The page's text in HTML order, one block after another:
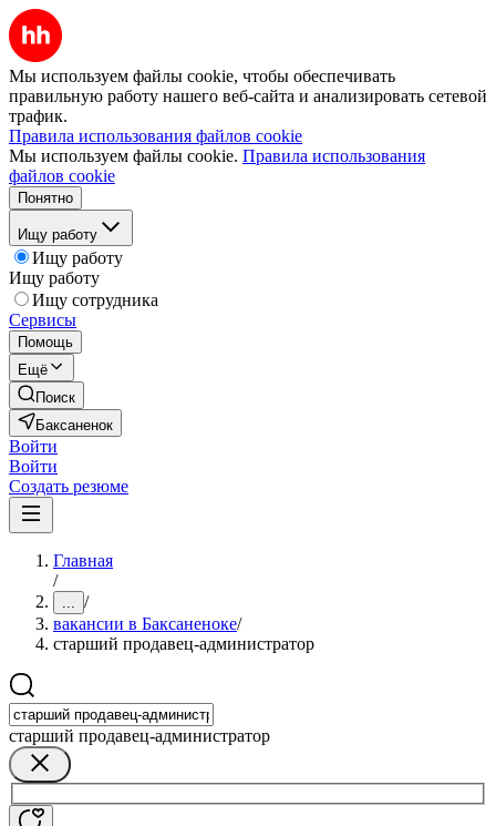
Мы используем файлы cookie, чтобы обеспечивать
правильную работу нашего веб-сайта и анализировать сетевой
трафик.
Правила использования файлов cookie
Мы используем файлы cookie. Правила использования
файлов cookie
Понятно
Ищу работу
Ищу работу
Ищу работу
Ищу сотрудника
Сервисы
Помощь
Ещё
Поиск
Баксаненок
Войти
Войти
Создать резюме
Главная
/
... /
вакансии в Баксаненоке/
старший продавец-администратор
старший продавец-администратор